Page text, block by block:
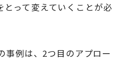
って変えていくことが必
事例は、2つ目のアプロー